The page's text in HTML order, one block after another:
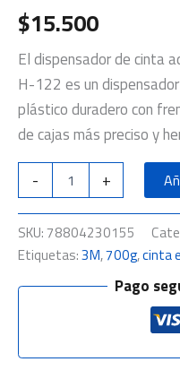
$15.500
El dispensador de cinta
H-122 es un
plástico duradero con
de cajas más preciso y
-
+
SKU:78804230155
Etiquetas:3M,700g,cinta
Pago